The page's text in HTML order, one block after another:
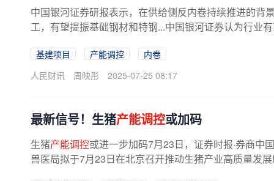
中国银河证券研报表示，在供给侧反内卷持续推进的背
工，有望提振基础钢材和特钢...中国银河证券认为行业
基建项目 产能调控
内卷
人民财讯
周映彤 2025-07-25 08:17
最新信号！生猪产能调控或加码
生猪产能调控或进一步加码7月23日，证券时报·券商中
兽医局拟于7月23日在北京召开推动生猪产业高质量发